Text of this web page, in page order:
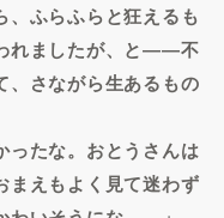
、ふらふらと狂えるも
れましたが、と――不
、さながら生あるもの
ったな。おとうさんは
まえもよく見て迷わず